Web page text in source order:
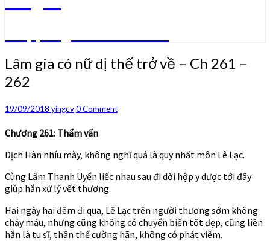
Lâm
gia
có
dị
trở
–
261
–
262
Lâm gia có nữ dị thế trở về – Ch 261 –
262
19/09/2018 yingcvComments
0 Comment
Chương 261: Thẩm vấn
Dịch Hàn nhíu mày, không nghĩ quả là quy nhất môn Lê Lạc.
Cùng Lâm Thanh Uyển liếc nhau sau đi dời hộp y dược tới đây
giúp hắn xử lý vết thương.
Hai ngày hai đêm đi qua, Lê Lạc trên người thương sớm không
chảy máu, nhưng cũng không có chuyển biến tốt đẹp, cũng liền
hắn là tu sĩ, thân thể cường hãn, không có phát viêm.